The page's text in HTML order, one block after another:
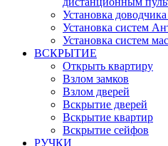
Установка
Установка систем
Установка систем
ВСКРЫТИЕ
Открыть квартиру
Взлом замков
Взлом дверей
Вскрытие дверей
Вскрытие квартир
Вскрытие сейфов
РУЧКИ